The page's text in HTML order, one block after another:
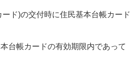
ド)の交付時に住民基本台帳カード
台帳カードの有効期限内であって